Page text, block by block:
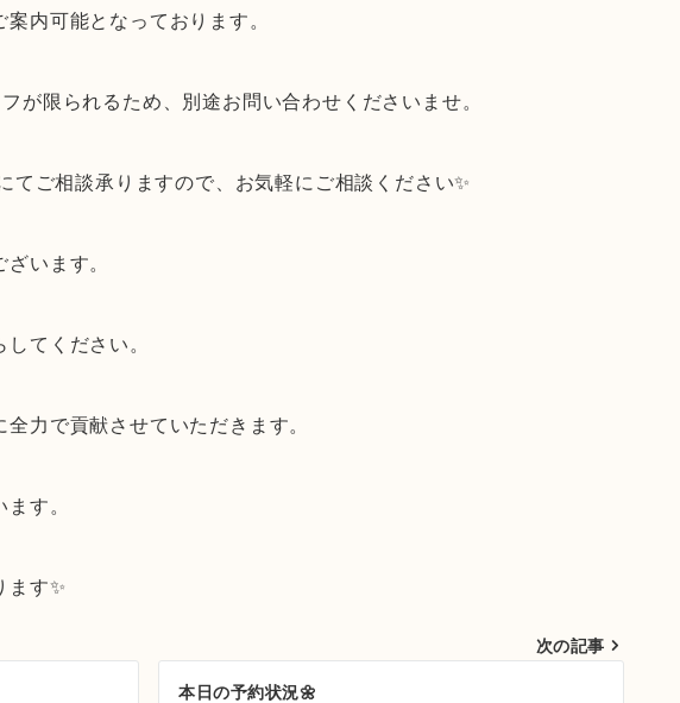
内可能となっております。
が限られるため、別途お問い合わせくださいませ。
てご相談承りますので、お気軽にご相談ください✨
います。
てください。
力で貢献させていただきます。
す。
ます✨
次の記事
本日の予約状況🌼